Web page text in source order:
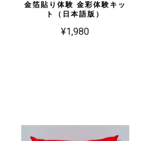
金箔貼り体験 金彩体験キッ
ト（日本語版）
¥1,980